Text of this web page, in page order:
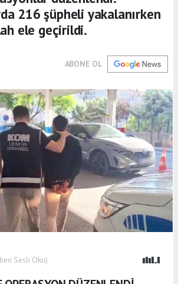
216 şüpheli yakalanırken
ele geçirildi.
ABONE OL
Sesli Oku)